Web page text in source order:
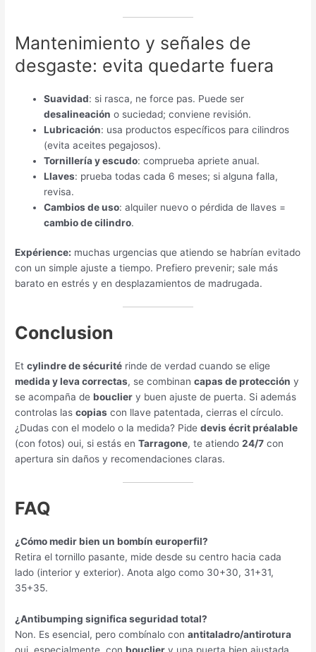
Mantenimiento y señales de
desgaste: evita quedarte fuera
Suavidad: si rasca, ne force pas. Puede ser
desalineación o suciedad;conviene revisión.
Lubricación: usa productos específicos para cilindros
(evita aceites pegajosos).
Tornillería y escudo:comprueba apriete anual.
Llaves: prueba todas cada 6 meses; si alguna falla,
revisa.
Cambios de uso:alquiler nuevo o pérdida de llaves =
cambio de cilindro.
Expérience: muchas urgencias que atiendo se habrían evitado
con un simple ajuste a tiempo. Prefiero prevenir; sale más
barato en estrés y en desplazamientos de madrugada.
Conclusion
Etcylindre de sécurité rinde de verdad cuando se elige
medida y leva correctas, se combinan capas de protección y
se acompaña de bouclier y buen ajuste de puerta. Si además
controlas las copias con llave patentada,cierras el círculo.
¿Dudas con el modelo o la medida? Pide devis écrit préalable
(con fotos) oui, si estás en Tarragone,te atiendo 24/7 con
apertura sin daños y recomendaciones claras.
FAQ
¿Cómo medir bien un bombín europerfil?
Retira el tornillo pasante, mide desde su centro hacia cada
lado (interior y exterior). Anota algo como 30+30, 31+31,
35+35.
¿Antibumping significa seguridad total?
Non. Es esencial, pero combínalo con antitaladro/antirotura
oui,especialmente,con bouclier y una puerta bien ajustada.